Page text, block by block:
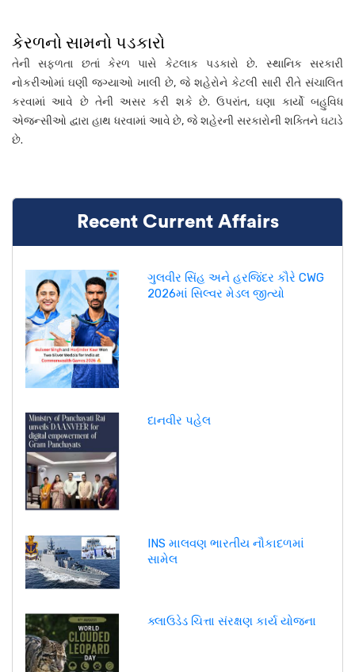
કેરળનો સામનો પડકારો
તેની સફળતા છતાં કેરળ પાસે કેટલાક પડકારો છે. સ્થાનિક સરકારી
નોકરીઓમાં ઘણી જગ્યાઓ ખાલી છે, જે શહેરોને કેટલી સારી રીતે સંચાલિત
કરવામાં આવે છે તેની અસર કરી શકે છે. ઉપરાંત, ઘણા કાર્યો બહુવિધ
એજન્સીઓ દ્વારા હાથ ધરવામાં આવે છે, જે શહેરની સરકારોની શક્તિને ઘટાડે
છે.
Recent Current Affairs
ગુલવીર સિંહ અને હરજિંદર કૌરે CWG
2026માં સિલ્વર મેડલ જીત્યો
દાનવીર પહેલ
INS માલવણ ભારતીય નૌકાદળમાં
સામેલ
ક્લાઉડેડ ચિત્તા સંરક્ષણ કાર્ય યોજના